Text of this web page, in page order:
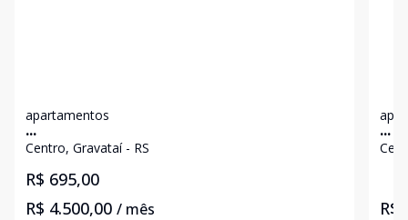
apartamentos
...
Centro, Gravataí - RS
R$ 695,00
R$ 4.500,00 / mês
...
R$